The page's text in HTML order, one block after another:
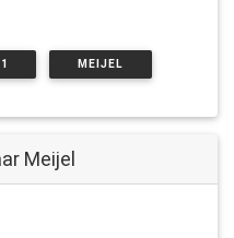
MEIJEL
Meijel